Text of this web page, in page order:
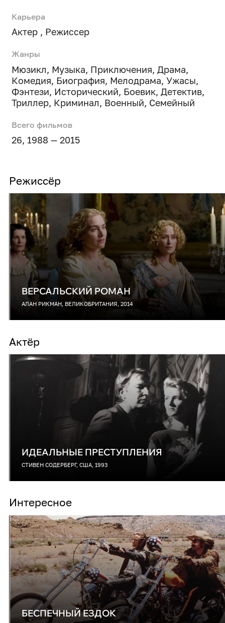
Карьера
Актер , Режиссер
Жанры
Мюзикл, Музыка, Приключения, Драма,
Комедия, Биография, Мелодрама, Ужасы,
Фэнтези, Исторический, Боевик, Детектив,
Триллер, Криминал, Военный, Семейный
Всего фильмов
26, 1988 — 2015
Режиссёр
ВЕРСАЛЬСКИЙ РОМАН
АЛАН РИКМАН, ВЕЛИКОБРИТАНИЯ, 2014
Актёр
ИДЕАЛЬНЫЕ ПРЕСТУПЛЕНИЯ
СТИВЕН СОДЕРБЕРГ, США, 1993
Интересное
БЕСПЕЧНЫЙ ЕЗДОК